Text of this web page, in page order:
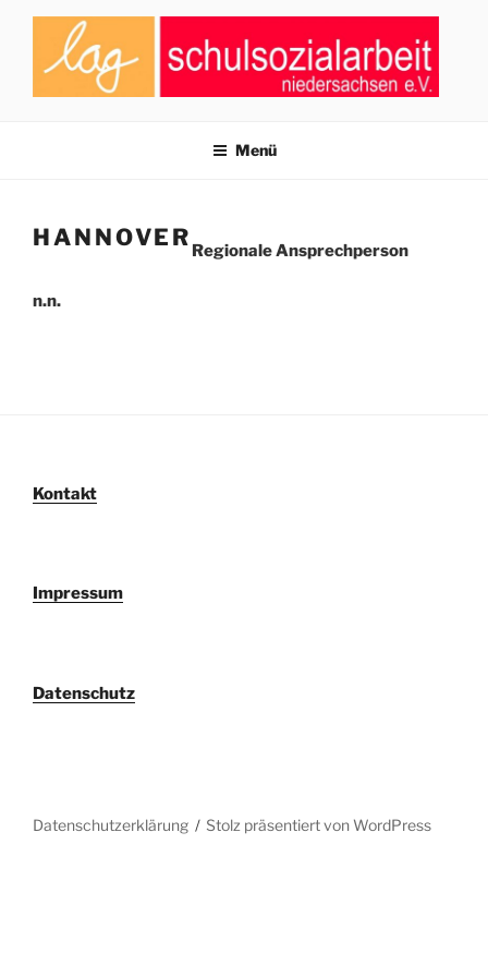
Zum
springen
NIEDERSACHSEN E.V.
Menü
HANNOVER Regionale Ansprechperson
n.n.
Kontakt
Impressum
Datenschutz
Datenschutzerklärung Stolz präsentiert von WordPress